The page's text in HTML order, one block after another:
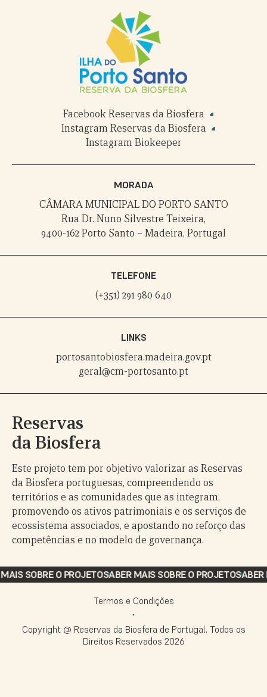
Facebook Reservas da Biosfera
Instagram Reservas da Biosfera
Instagram Biokeeper
MORADA
CÂMARA MUNICIPAL DO PORTO SANTO
Rua Dr. Nuno Silvestre Teixeira,
9400-162 Porto Santo – Madeira, Portugal
TELEFONE
(+351) 291 980 640
LINKS
portosantobiosfera.madeira.gov.pt
geral@cm-portosanto.pt
Reservas
da Biosfera
Este projeto tem por objetivo valorizar as Reservas
da Biosfera portuguesas, compreendendo os
territórios e as comunidades que as integram,
promovendo os ativos patrimoniais e os serviços de
ecossistema associados, e apostando no reforço das
competências e no modelo de governança.
SOBRE O PROJETOSABER MAIS SOBRE O PROJETOSABER
Copyright @ Reservas da Biosfera de Portugal. Todos os
Direitos Reservados 2026
Termos e Condições